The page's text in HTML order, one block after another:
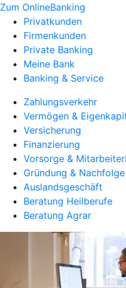
Zum OnlineBanking
Privatkunden
Firmenkunden
Private Banking
Meine Bank
Banking & Service
Zahlungsverkehr
Vermögen &
Versicherung
Finanzierung
Vorsorge &
Gründung & Nachfolge
Auslandsgeschäft
Beratung Heilberufe
Beratung Agrar